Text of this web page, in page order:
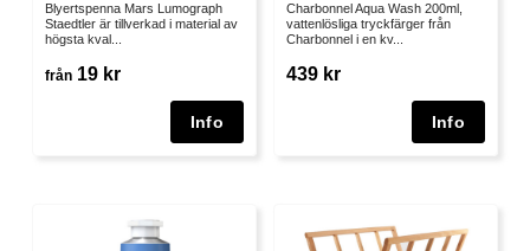
Blyertspenna Mars Lumograph
Staedtler är tillverkad i material av
högsta kval...
från 19 kr
Charbonnel Aqua Wash 200ml,
vattenlösliga tryckfärger från
Charbonnel i en kv...
439 kr